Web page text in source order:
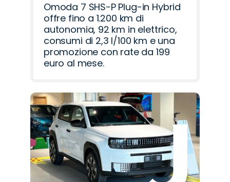
Omoda 7 SHS-P Plug-in Hybrid
offre fino a 1.200 km di
autonomia, 92 km in elettrico,
consumi di 2,3 l/100 km e una
promozione con rate da 199
euro al mese.